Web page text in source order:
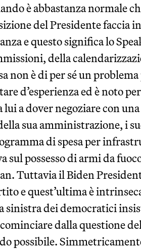
è abbastanza normale
del Presidente faccia
e questo significa lo
della
non è di per sé un
d’esperienza ed è noto
a dover negoziare con una
sua amministrazione, i
di spesa per
possesso di armi da
Tuttavia il Biden
e quest’ultima è
sinistra dei democratici
dalla questione
possibile.